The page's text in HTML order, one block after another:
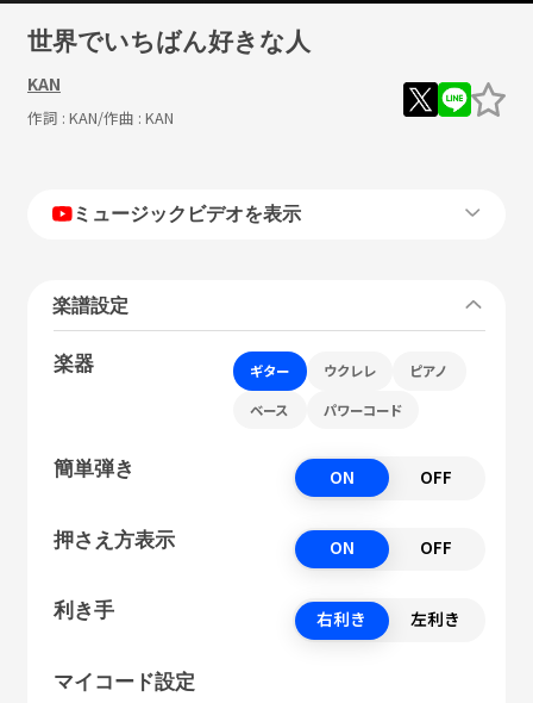
世界でいちばん好きな人
KAN
作詞 : KAN/作曲 : KAN
ミュージックビデオを表示
楽譜設定
楽器 ギター ウクレレ ピアノ
ベース パワーコード
簡単弾き ON OFF
押さえ方表示 ON OFF
利き手 右利き 左利き
マイコード設定